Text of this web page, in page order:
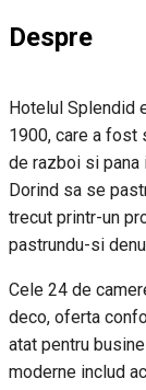
Despre
Hotelul Splendid
1900, care a fost
de razboi si pana
Dorind sa se
trecut printr-un
pastrundu-si
Cele 24 de
deco, oferta
atat pentru
moderne includ